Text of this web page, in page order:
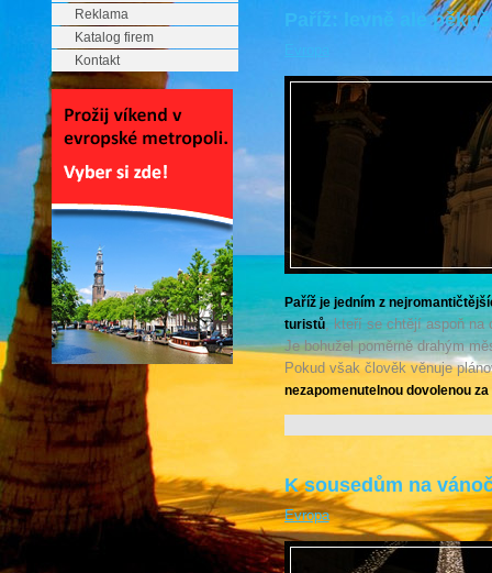
Reklama
Katalog firem
Kontakt
Paříž: levně ale pěkně
Paříž je jedním z
turistů, kteří se chtějí aspoň na
Je bohužel poměrně drahým
Pokud však člověk věnuje
nezapomenutelnou dovolenou
K sousedům na
Evropa